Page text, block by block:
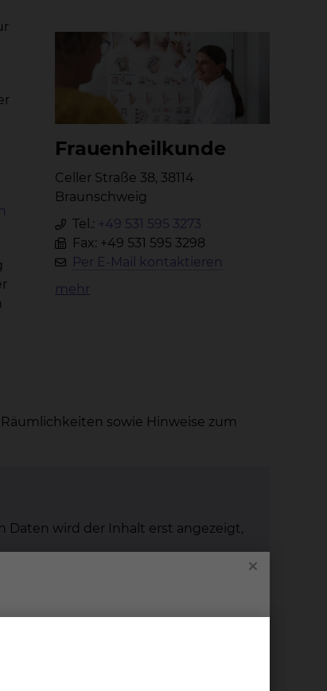
Frau­en­heil­kun­de
Celler Straße 38, 38114
Braunschweig
Tel.: +49 531 595 3273
Fax: +49 531 595 3298
Per E-Mail kontaktieren
mehr
sowie Hinweise zum
Daten wird der Inhalt erst angezeigt,